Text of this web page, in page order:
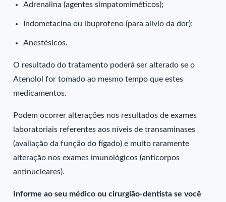
Adrenalina (agentes simpatomiméticos);
Indometacina ou ibuprofeno (para alívio da dor);
Anestésicos.
O resultado do tratamento poderá ser alterado se o
Atenolol for tomado ao mesmo tempo que estes
medicamentos.
Podem ocorrer alterações nos resultados de exames
laboratoriais referentes aos níveis de transaminases
(avaliação da função do fígado) e muito raramente
alteração nos exames imunológicos (anticorpos
antinucleares).
Informe ao seu médico ou cirurgião-dentista se você